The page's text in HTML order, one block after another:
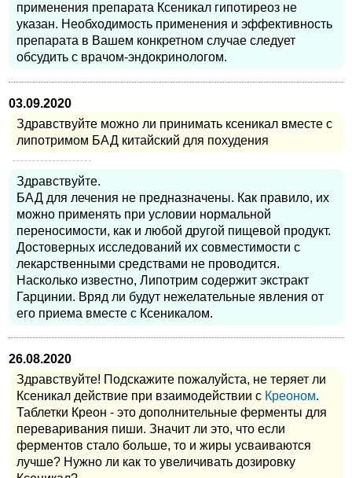
применения препарата Ксеникал гипотиреоз не
указан. Необходимость применения и эффективность
препарата в Вашем конкретном случае следует
обсудить с врачом-эндокринологом.
03.09.2020
Здравствуйте можно ли принимать ксеникал вместе с
липотримом БАД китайский для похудения
Здравствуйте.
БАД для лечения не предназначены. Как правило, их
можно применять при условии нормальной
переносимости, как и любой другой пищевой продукт.
Достоверных исследований их совместимости с
лекарственными средствами не проводится.
Насколько известно, Липотрим содержит экстракт
Гарцинии. Вряд ли будут нежелательные явления от
его приема вместе с Ксеникалом.
26.08.2020
Здравствуйте! Подскажите пожалуйста, не теряет ли
Ксеникал действие при взаимодействии с Креоном.
Таблетки Креон - это дополнительные ферменты для
переваривания пиши. Значит ли это, что если
ферментов стало больше, то и жиры усваиваются
лучше? Нужно ли как то увеличивать дозировку